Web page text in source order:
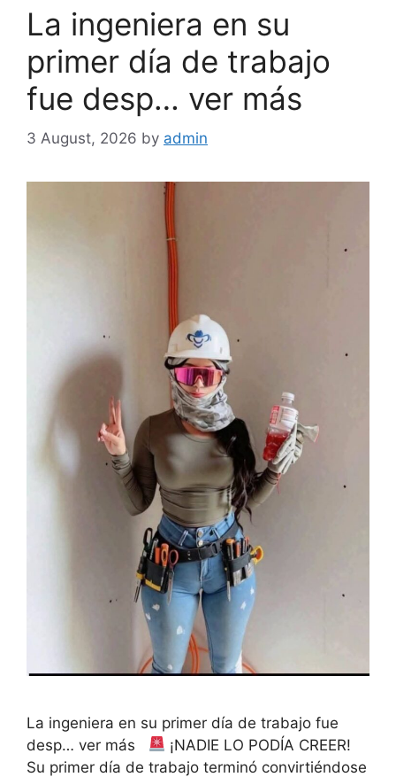
La ingeniera en su
primer día de trabajo
fue desp… ver más
3 August, 2026 by admin
La ingeniera en su primer día de trabajo fue
desp… ver más
¡NADIE LO PODÍA CREER!
Su primer día de trabajo terminó convirtiéndose